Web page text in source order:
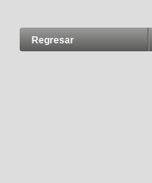
Regresar